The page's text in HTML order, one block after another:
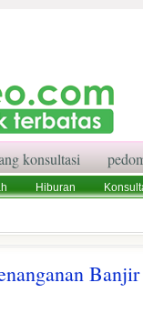
konsultasi
Hiburan